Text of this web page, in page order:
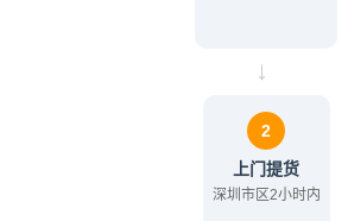
→
2
上门提货
深圳市区2小时内